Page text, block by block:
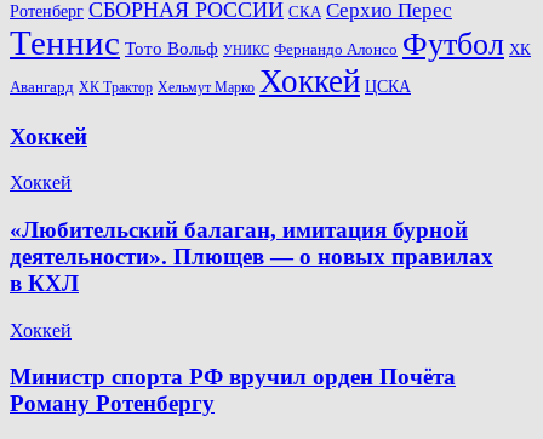
Ротенберг СБОРНАЯ РОССИИ СКА Серхио Перес
Теннис Тото Вольф УНИКС Фернандо Алонсо Футбол ХК
Авангард ХК Трактор Хельмут Марко Хоккей ЦСКА
Хоккей
Хоккей
«Любительский балаган, имитация бурной
деятельности». Плющев — о новых правилах
в КХЛ
Хоккей
Министр спорта РФ вручил орден Почёта
Роману Ротенбергу